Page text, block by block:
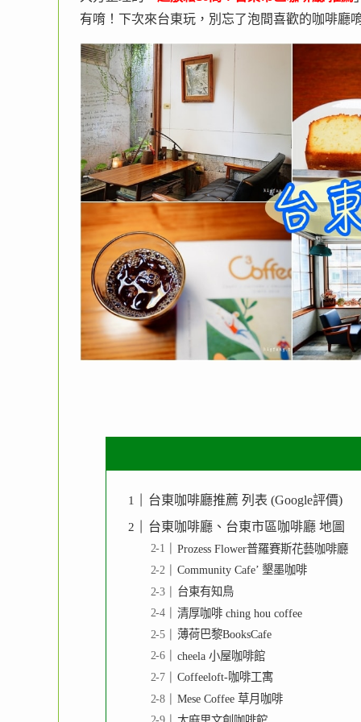
有唷！下次來台東玩，別忘了泡間喜歡的咖啡廳
台東咖啡廳推薦 列表 (Google評價)
台東咖啡廳、台東市區咖啡廳 地圖
Prozess Flower普羅賽斯花藝咖啡廳
Community Cafe’ 墾墨咖啡
台東有知鳥
清厚咖啡 ching hou coffee
薄荷巴黎BooksCafe
cheela 小屋咖啡館
Coffeeloft-咖啡工寓
Mese Coffee 草月咖啡